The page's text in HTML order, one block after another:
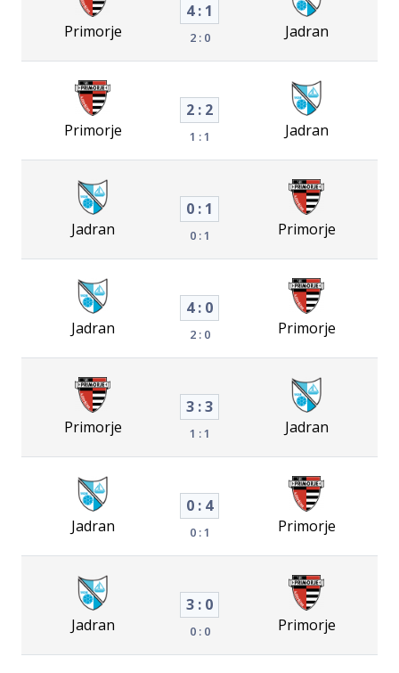
Primorje
4 : 1
2 : 0 Jadran
Primorje
2 : 2
1 : 1 Jadran
Jadran
0 : 1
0 : 1 Primorje
Jadran
4 : 0
2 : 0 Primorje
Primorje
3 : 3
1 : 1 Jadran
Jadran
0 : 4
0 : 1 Primorje
Jadran
3 : 0
0 : 0 Primorje